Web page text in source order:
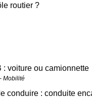
routier ?
: voiture ou camionnette
Mobilité
conduire : conduite